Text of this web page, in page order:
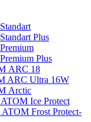
Plus
Plus
ARC 18
ARC Ultra 16W
Arctic
Ice Protect
Frost Protect-